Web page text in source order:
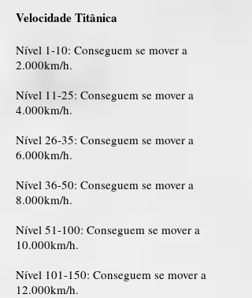
Velocidade Titânica
Nível 1-10: Conseguem se mover a
2.000km/h.
Nível 11-25: Conseguem se mover a
4.000km/h.
Nível 26-35: Conseguem se mover a
6.000km/h.
Nível 36-50: Conseguem se mover a
8.000km/h.
Nível 51-100: Conseguem se mover a
10.000km/h.
Nível 101-150: Conseguem se mover a
12.000km/h.